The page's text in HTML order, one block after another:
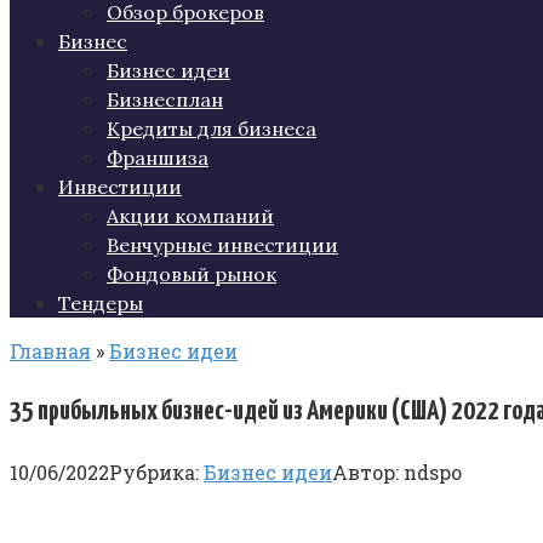
Обзор брокеров
Бизнес
Бизнес идеи
Бизнесплан
Кредиты для бизнеса
Франшиза
Инвестиции
Акции компаний
Венчурные инвестиции
Фондовый рынок
Тендеры
Главная »Бизнес идеи
35 прибыльных бизнес-идей из Америки (США) 2022
10/06/2022Рубрика:Бизнес идеиАвтор: ndspo